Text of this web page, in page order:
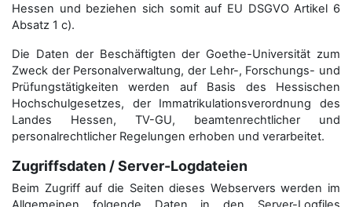
Hessen und beziehen sich somit auf EU DSGVO Artikel 6
Absatz 1 c).
Die Daten der Beschäftigten der Goethe-Universität zum
Zweck der Personal­verwaltung, der Lehr-, Forschungs- und
Prüfungstätigkeiten werden auf Basis des Hessischen
Hochschulgesetzes, der Immatrikulations­verordnung des
Landes Hessen, TV-GU, beamtenrechtlicher und
personalrechtlicher Regelungen erhoben und verarbeitet.
Zugriffsdaten / Server-Logdateien
Beim Zugriff auf die Seiten dieses Webservers werden im